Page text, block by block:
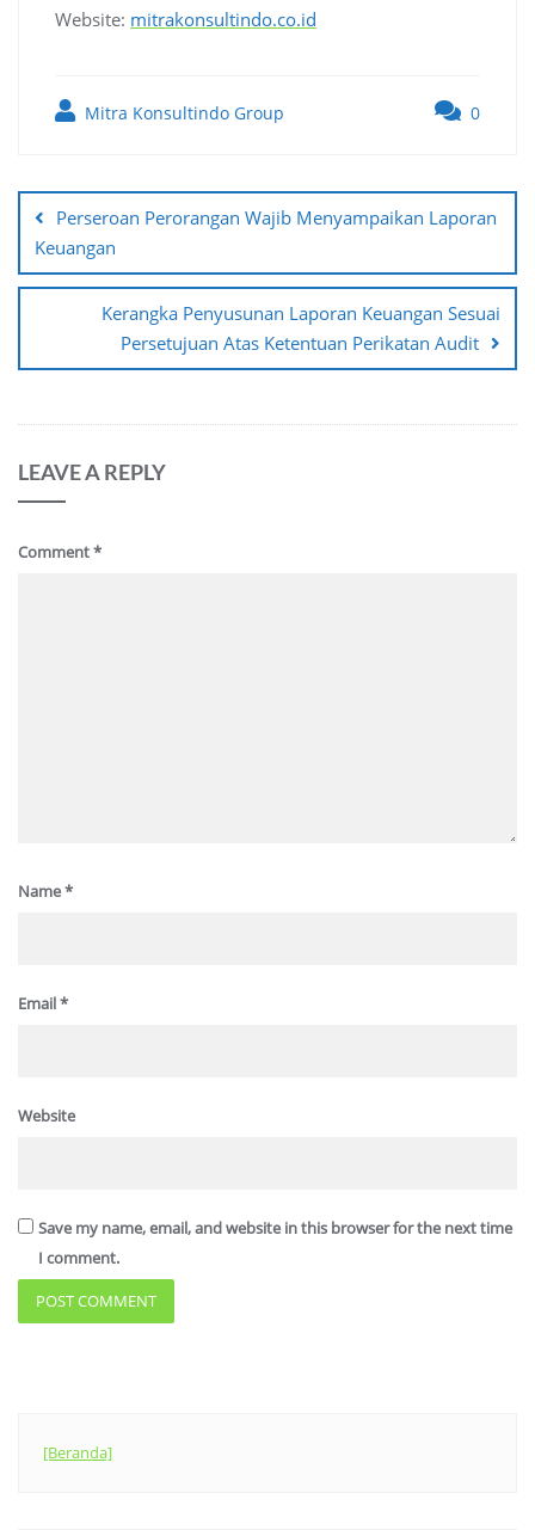
Website: mitrakonsultindo.co.id
Mitra Konsultindo Group 0
navigation
Perseroan Perorangan Wajib Menyampaikan Laporan
Keuangan
Kerangka Penyusunan Laporan Keuangan Sesuai
Persetujuan Atas Ketentuan Perikatan Audit
LEAVE A REPLY
Comment*
Name*
Email*
Website
Save my name, email, and website in this browser for the next time
I comment.
[Beranda]